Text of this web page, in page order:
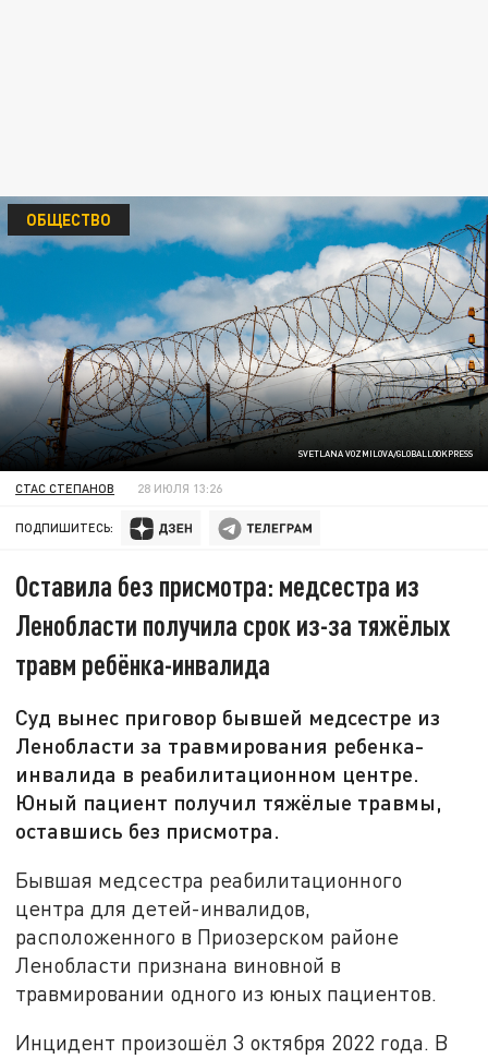
SVETLANA VOZMILOVA/GLOBALLOOKPRESS
ОБЩЕСТВО
СТАС СТЕПАНОВ 28 ИЮЛЯ 13:26
ПОДПИШИТЕСЬ:
Оставила без присмотра: медсестра из
Ленобласти получила срок из-за тяжёлых
травм ребёнка-инвалида
Суд вынес приговор бывшей медсестре из
Ленобласти за травмирования ребенка-
инвалида в реабилитационном центре.
Юный пациент получил тяжёлые травмы,
оставшись без присмотра.
Бывшая медсестра реабилитационного
центра для детей-инвалидов,
расположенного в Приозерском районе
Ленобласти признана виновной в
травмировании одного из юных пациентов.
Инцидент произошёл 3 октября 2022 года. В